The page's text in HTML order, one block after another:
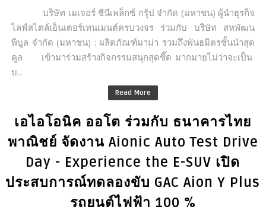
บริษัท เมเจอร์ ซีนีเพล็กซ์ กรุ้ป จำกัด (มหาชน) ผู้นำธุรกิจ
ไลฟ์สไตล์เอ็นเตอร์เทนเมนต์ครบวงจร ร่วมกับ บริษัท สหพัฒน
พิบูล จำกัด (มหาชน) : ผลิตภัณฑ์มาม่า รวมถึงพันธมิตรชั้นนำสุด
คูล เข้ามาร่วมสร้างกิจกรรมสนุกสุดซี๊ด มากมายไม่ว่าจะเป็น
บ...
Read More
เอไอโอนิค ออโต ร่วมกับ ธนาคารไทย
พาณิชย์ จัดงาน Aionic Auto Test Drive
Day - Experience the E-SUV เปิด
ประสบการณ์ทดลองขับ GAC Aion Y Plus
รถยนต์ไฟฟ้า 100 %